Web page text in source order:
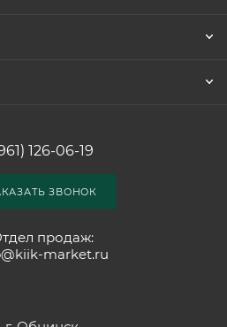
126-06-19
ЗВОНОК
продаж:
market.ru